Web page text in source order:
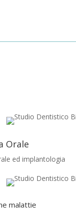
Orale
ed implantologia
malattie